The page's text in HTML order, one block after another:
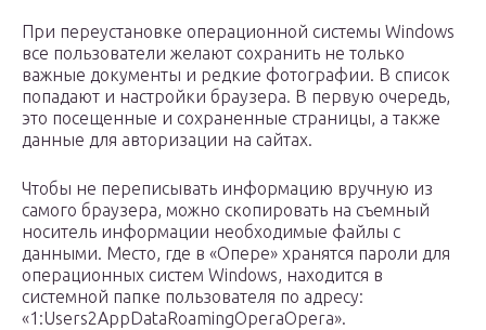
При переустановке операционной системы Windows
все пользователи желают сохранить не только
важные документы и редкие фотографии. В список
попадают и настройки браузера. В первую очередь,
это посещенные и сохраненные страницы, а также
данные для авторизации на сайтах.
Чтобы не переписывать информацию вручную из
самого браузера, можно скопировать на съемный
носитель информации необходимые файлы с
данными. Место, где в «Опере» хранятся пароли для
операционных систем Windows, находится в
системной папке пользователя по адресу:
«1:Users2AppDataRoamingOperaOpera».